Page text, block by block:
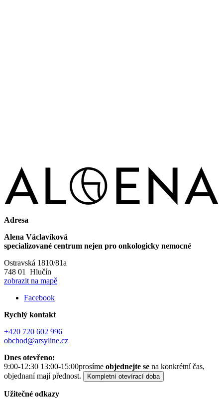
Adresa
Alena Václavíková
specializované centrum nejen pro onkologicky nemocné
Ostravská 1810/81a
748 01 Hlučín
zobrazit na mapě
Facebook
Rychlý kontakt
+420 720 602 996
obchod@arsyline.cz
Dnes otevřeno:
9:00-12:30 13:00-15:00prosíme objednejte se na konkrétní čas,
objednaní mají přednost.
Kompletní otevírací doba
Užitečné odkazy